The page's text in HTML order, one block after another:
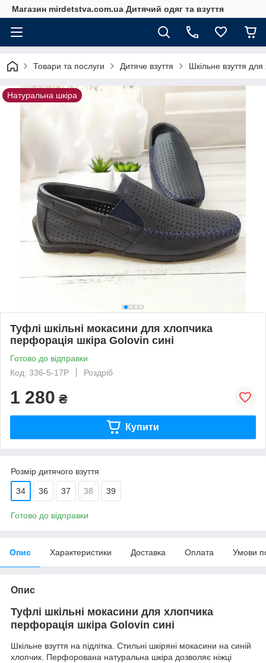
Магазин mirdetstva.com.ua Дитячий одяг та взуття
Товари та послуги Дитяче взуття Шкільне взуття для
Натуральна шкіра
Туфлі шкільні мокасини для хлопчика
перфорація шкіра Golovin сині
Готово до відправки
Код: 336-5-17P
Роздріб
1 280 ₴
Купити
Розмір дитячого взуття
34 36 37 38 39
Готово до відправки
Опис Характеристики Доставка Оплата Умови
Опис
Туфлі шкільні мокасини для хлопчика
перфорація шкіра Golovin сині
Шкільне взуття на підлітка. Стильні шкіряні мокасини на синій
хлопчик. Перфорована натуральна шкіра дозволяє ніжці